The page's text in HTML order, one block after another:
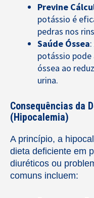
Previne
potássio é
pedras nos
Saúde Óssea
potássio pode
óssea ao
urina.
Consequências da
(Hipocalemia)
A princípio, a
dieta deficiente em
diuréticos ou
comuns incluem: